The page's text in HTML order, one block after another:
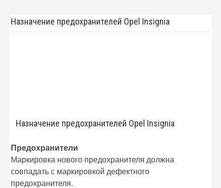
Назначение предохранителей Opel Insignia
Назначение предохранителей Opel Insignia
Предохранители
Маркировка нового предохранителя должна
совпадать с маркировкой дефектного
предохранителя.